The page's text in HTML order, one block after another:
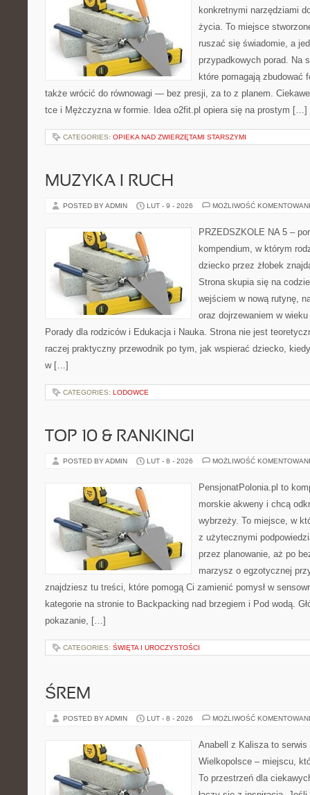
konkretnymi narzędziami
życia. To miejsce
ruszać się świadomie, a
przypadkowych porad. Na
które pomagają zbudować
także wrócić do równowagi — bez presji, za to z planem.
tce i Mężczyzna w formie. Idea o2fit.pl opiera się na prostym […]
CATEGORIES: OPIEKA NAD ZWIERZĘTAMI STARSZYMI
MUZYKA I RUCH
POSTED BY ADMIN LUT - 9 - 2026 MOŻLIWOŚĆ
PRZEDSZKOLE NA 5 –
kompendium, w którym
dziecko przez żłobek
Strona skupia się na
wejściem w nową rutynę,
oraz dojrzewaniem w
Porady dla rodziców i Edukacja i Nauka. Strona nie jest
raczej praktyczny przewodnik po tym, jak wspierać dziecko,
w […]
CATEGORIES: LODOWCE
TOP 10 & RANKINGI
POSTED BY ADMIN LUT - 8 - 2026 MOŻLIWOŚĆ
PensjonatPolonia.pl to
morskie akweny i chcą
wybrzeży. To miejsce, w
z użytecznymi
przez planowanie, aż po
marzysz o egzotycznej
znajdziesz tu treści, które pomogą Ci zamienić pomysł w
kategorie na stronie to Backpacking nad brzegiem i Pod wodą.
pokazanie, […]
CATEGORIES: ŚWIĘTA I UROCZYSTOŚCI
ŚREM
POSTED BY ADMIN LUT - 8 - 2026 MOŻLIWOŚĆ
Anabell z Kalisza to
Wielkopolsce – miejscu,
To przestrzeń dla